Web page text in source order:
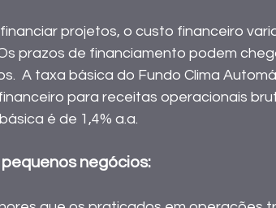
projetos, o custo financeiro
prazos de financiamento podem
A taxa básica do Fundo Clima
para receitas operacionais
é de 1,4% a.a.
negócios: